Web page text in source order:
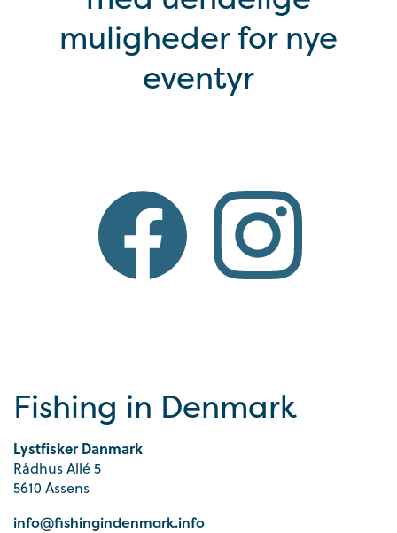
muligheder for nye
eventyr
Fishing in Denmark
Lystfisker Danmark
Rådhus Allé 5
5610 Assens
info@fishingindenmark.info